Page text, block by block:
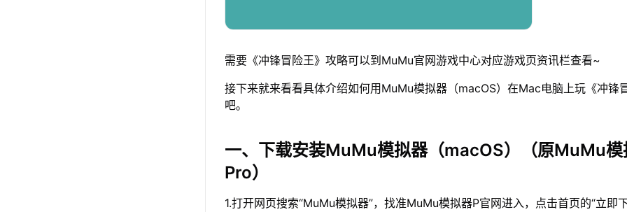
需要《冲锋冒险王》攻略可以到MuMu官网游戏中心对应游戏页资讯栏查看~
接下来就来看看具体介绍如何用MuMu模拟器（macOS）在Mac电脑上玩《冲锋
吧。
一、下载安装MuMu模拟器（macOS）（原MuMu模
Pro）
1.打开网页搜索“MuMu模拟器”，找准MuMu模拟器P官网进入，点击首页的“立即